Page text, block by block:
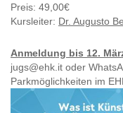
Preis: 49,00€
Kursleiter: Dr. Augusto
Anmeldung bis 12.
jugs@ehk.it oder
Parkmöglichkeiten im